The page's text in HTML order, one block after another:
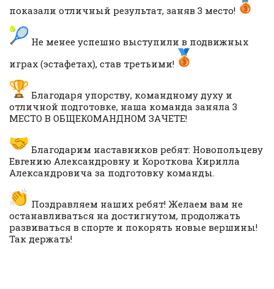
показали отличный результат, заняв 3 место!
Не менее успешно выступили в подвижных
играх (эстафетах), став третьими!
Благодаря упорству, командному духу и
отличной подготовке, наша команда заняла 3
МЕСТО В ОБЩЕКОМАНДНОМ ЗАЧЕТЕ!
Благодарим наставников ребят: Новопольцеву
Евгению Александровну и Короткова Кирилла
Александровича за подготовку команды.
Поздравляем наших ребят! Желаем вам не
останавливаться на достигнутом, продолжать
развиваться в спорте и покорять новые вершины!
Так держать!